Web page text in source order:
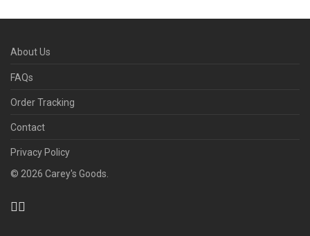
About Us
FAQs
Order Tracking
Contact
Privacy Policy
© 2026 Carey's Goods.